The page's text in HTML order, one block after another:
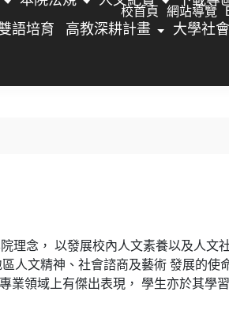
校首頁 網站導覽
語培育 高教深耕計畫 大學社
念， 以發展校內人文素養以及人文
人文精神、社會諮商及藝術 發展的使
領域上有傑出表現， 學生亦於其學